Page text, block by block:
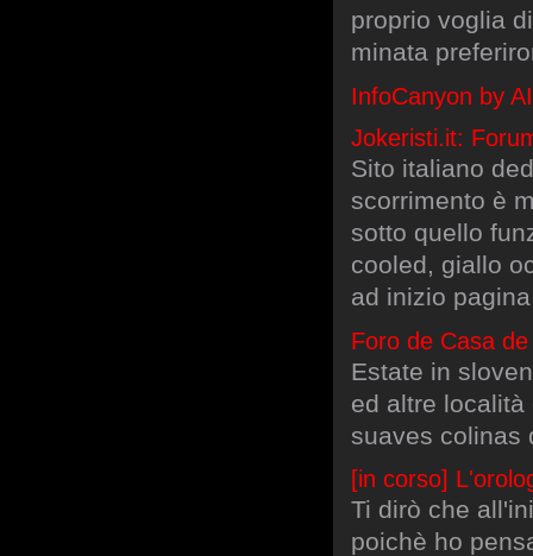
proprio voglia
minata
InfoCanyon by
Jokeristi.it:
Sito italiano
scorrimento è
sotto quello
cooled, giallo
ad inizio pagina
Foro de Casa
Estate in
ed altre
suaves colinas
[in corso]
Ti dirò che
poichè ho